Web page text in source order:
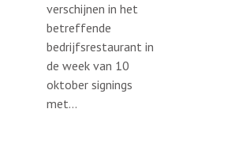
verschijnen in het
betreffende
bedrijfsrestaurant in
de week van 10
oktober signings
met...